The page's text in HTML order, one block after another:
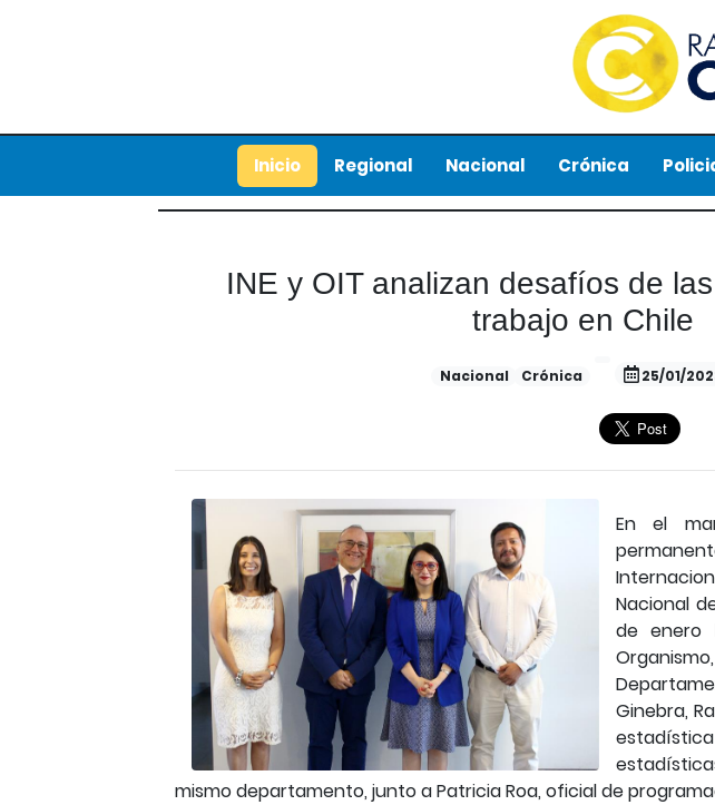
Inicio Regional Nacional Crónica
INE y OIT analizan desafíos de
trabajo en Chile
Nacional Crónica 25/01/
En el
Nacional
de enero
Ginebra,
mismo departamento, junto a Patricia Roa, oficial de